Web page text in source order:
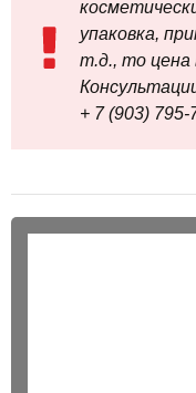
упаковка,
т.д., то цена
+ 7 (903) 795-